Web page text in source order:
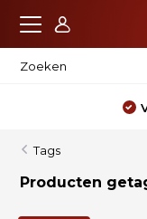
Tags
Producten